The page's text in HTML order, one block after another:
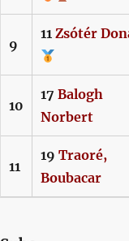
9
11 Zsótér
10
17 Balogh
Norbert
11
19 Traoré,
Boubacar